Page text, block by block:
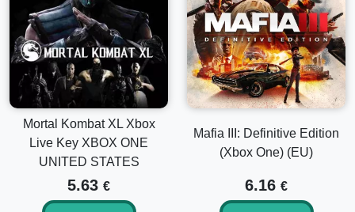
Mortal Kombat XL Xbox
Live Key XBOX ONE
UNITED STATES
5.63 €
Mafia III: Definitive Edition
(Xbox One) (EU)
6.16 €